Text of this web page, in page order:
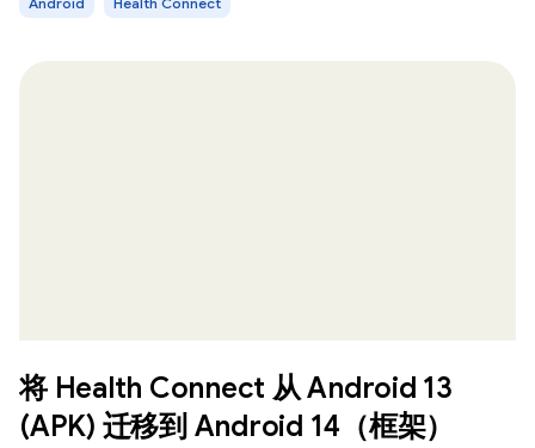
将 Health Connect 从 Android 13
(APK) 迁移到 Android 14（框架）